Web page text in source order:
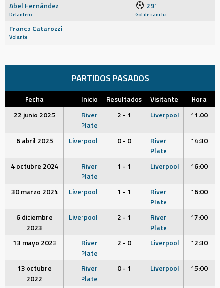
Abel Hernández
Delantero
29'
Gol de cancha
Franco Catarozzi
Volante
PARTIDOS PASADOS
Fecha Inicio Resultados Visitante
Hora
22 junio 2025
River
Plate
2 - 1 Liverpool 11:00
6 abril 2025 Liverpool 0 - 0
River
Plate
14:30
4 octubre 2024
River
Plate
1 - 1 Liverpool 16:00
30 marzo 2024 Liverpool 1 - 1
River
Plate
16:00
6 diciembre
2023
Liverpool 2 - 1
River
Plate
17:00
13 mayo 2023
River
Plate
2 - 0 Liverpool 12:30
13 octubre
2022
River
Plate
0 - 1 Liverpool 15:00